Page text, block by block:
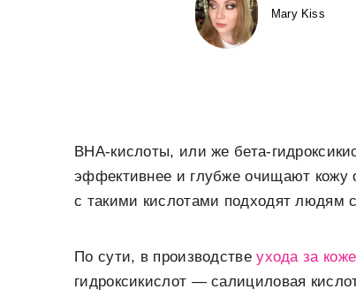
Mary Kiss
BHA-кислоты, или же бета-
эффективнее и глубже очищают кожу
с такими кислотами подходят людям
По сути, в производствеухода за
гидроксикислот — салициловая